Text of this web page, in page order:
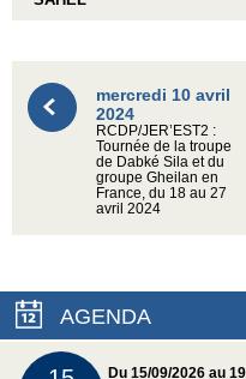
mercredi 10 avril
2024
RCDP/JER’EST2 :
Tournée de la troupe
de Dabké Sila et du
groupe Gheilan en
France, du 18 au 27
avril 2024
AGENDA
Du 15/09/2026 au